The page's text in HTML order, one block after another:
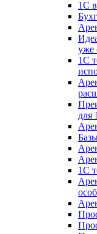
1С
уже
1С
для
1С